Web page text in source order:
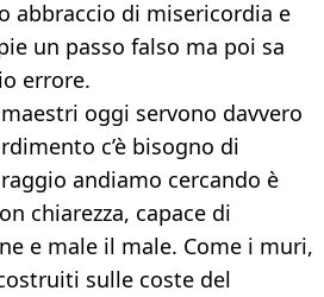
abbraccio di misericordia e
un passo falso ma poi sa
errore.
oggi servono davvero
c’è bisogno di
andiamo cercando è
chiarezza, capace di
e male il male. Come i muri,
sulle coste del